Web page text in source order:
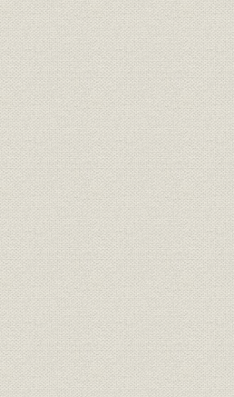
「改正種類」の保険証券(明治37
年)と生命保険契約案内
明治37年
年度末代理店数の推移
明治33年
年度(1926
「普通養老保険案内」「特別養
老保険案内」
[大正4年
主な収入
明治27年
年度(1926
資産内訳
明治27年
年度(1926
資産規模の比較
大正2年度
度(1926年